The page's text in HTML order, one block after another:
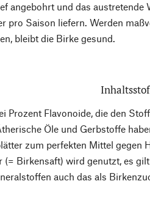
angebohrt und das
pro Saison liefern. Werden
bleibt die Birke gesund.
Prozent Flavonoide, die den
Öle und Gerbstoffe
zum perfekten Mittel gegen
(= Birkensaft) wird genutzt, es
auch das als